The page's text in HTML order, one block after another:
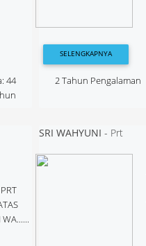
44
SELENGKAPNYA
2 Tahun Pengalaman
SRI WAHYUNI - Prt